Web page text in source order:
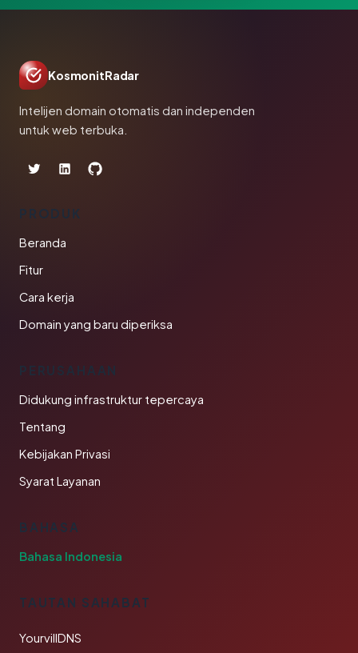
KosmonitRadar
Intelijen domain otomatis dan independen
untuk web terbuka.
PRODUK
Beranda
Fitur
Cara kerja
Domain yang baru diperiksa
PERUSAHAAN
Didukung infrastruktur tepercaya
Tentang
Kebijakan Privasi
Syarat Layanan
BAHASA
Bahasa Indonesia
TAUTAN SAHABAT
YourvillDNS